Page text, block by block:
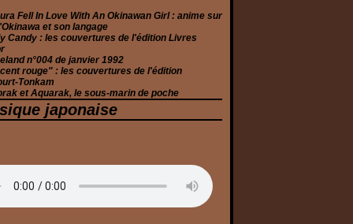
Fell In Love With An Okinawan Girl : anime sur
et son langage
Candy : les couvertures de l'édition Livres
n°004 de janvier 1992
rouge" : les couvertures de l'édition
Tonkam
et Aquarak, le sous-marin de poche
japonaise